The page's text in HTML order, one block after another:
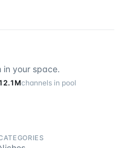
in your space.
channels in pool